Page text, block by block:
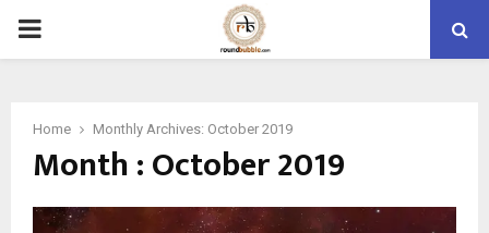
PRIMARY
Home Monthly Archives: October 2019
Month : October 2019